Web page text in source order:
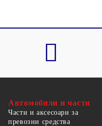
Автомобили и части
Части и аксесоари за
превозни средства